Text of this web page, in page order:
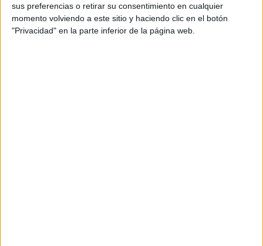
sus preferencias o retirar su consentimiento en cualquier
momento volviendo a este sitio y haciendo clic en el botón
"Privacidad" en la parte inferior de la página web.